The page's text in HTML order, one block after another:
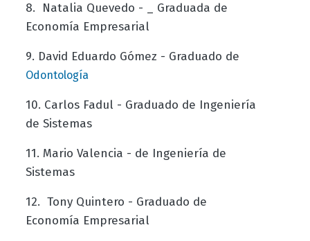
8. Natalia Quevedo - _ Graduada de
Economía Empresarial
9. David Eduardo Gómez - Graduado de
Odontología
10. Carlos Fadul - Graduado de Ingeniería
de Sistemas
11. Mario Valencia - de Ingeniería de
Sistemas
12. Tony Quintero - Graduado de
Economía Empresarial